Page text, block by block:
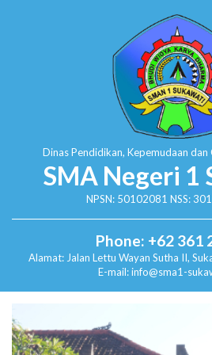
Dinas Pendidikan, Kepemudaan dan
SMA Negeri 1
NPSN: 50102081 NSS:
Phone: +62 361
Alamat: Jalan Lettu Wayan Sutha II,
E-mail: info@sma1-